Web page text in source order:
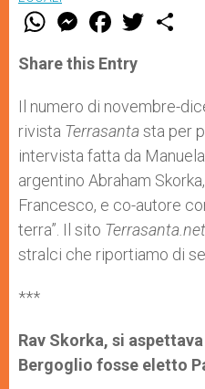
W
t
s
p
p
M
e
s
e
g
e
r
F
a
e
b
o
k
w
r
Share this Entry
Il numero di novembre-
rivista Terrasantasta per
intervista fatta da
argentino Abraham
Francesco, e co-autore
terra”. Il sito Terrasanta.net
stralci che riportiamo di
***
Rav Skorka, si
Bergoglio fosse eletto